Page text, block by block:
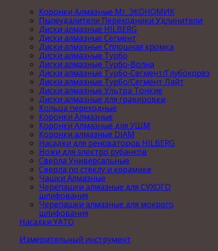
Коронки Алмазные Mr. ЭКОНОМИК
Пылеудалители Переходники Удлинители
Диски алмазные HILBERG
Диски алмазные Сегмент
Диски алмазные Сплошная кромка
Диски алмазные Турбо
Диски алмазные Турбо-Волна
Диски алмазные Турбо-Сегмент/Глубокорез
Диски алмазные Турбо/Сегмент Лайт
Диски алмазные Ультра Тонкие
Диски алмазные для гравировки
Кольца переходные
Коронки Алмазные
Коронки Алмазные для УШМ
Коронки алмазные DIAM
Насадки для реноваторов HILBERG
Ножи для электро рубанков
Сверла Универсальные
Сверла по стеклу и керамике
Чашки Алмазные
Черепашки алмазные для СУХОГО
шлифования
Черепашки алмазные для мокрого
шлифования
Насадки YATO
Измерительный инструмент